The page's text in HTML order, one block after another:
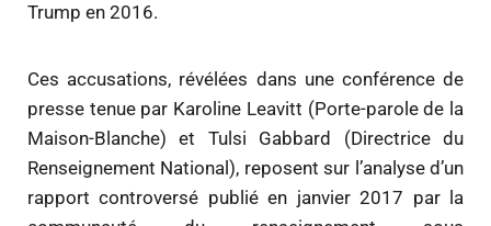
Trump en 2016.
Ces accusations, révélées dans une conférence de
presse tenue par Karoline Leavitt (Porte-parole de la
Maison-Blanche) et Tulsi Gabbard (Directrice du
Renseignement National), reposent sur l’analyse d’un
rapport controversé publié en janvier 2017 par la